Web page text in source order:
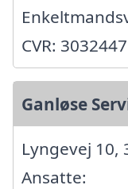
CVR:
Ganløse
Lyngevej 10,
Ansatte: